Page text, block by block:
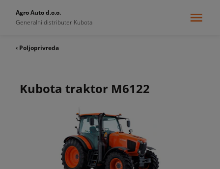
Agro Auto d.o.o.
Generalni distributer Kubota
‹ Poljoprivreda
Kubota traktor M6122